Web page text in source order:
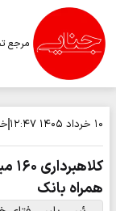
مرجع
۱۰ خرداد ۱۴۰۵ ۱۲:۴۷
همراه بانک